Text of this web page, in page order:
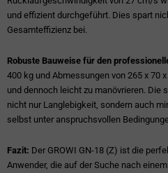
und effizient durchgeführt. Dies spart
Gesamteffizienz bei.
Robuste Bauweise für den
400 kg und Abmessungen von 265 x 70
und dennoch leicht zu manövrieren. Die
nicht nur Langlebigkeit, sondern auch
selbst unter anspruchsvollen
Fazit: Der GROWI GN-18 (Z) ist die
Anwender, die auf der Suche nach